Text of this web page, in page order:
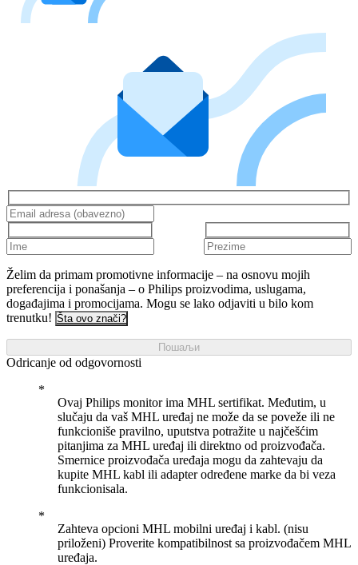
Želim da primam promotivne informacije – na osnovu mojih
preferencija i ponašanja – o Philips proizvodima, uslugama,
događajima i promocijama. Mogu se lako odjaviti u bilo kom
trenutku! Šta ovo znači?
Пошаљи
Odricanje od odgovornosti
Ovaj Philips monitor ima MHL sertifikat. Međutim, u
slučaju da vaš MHL uređaj ne može da se poveže ili ne
funkcioniše pravilno, uputstva potražite u najčešćim
pitanjima za MHL uređaj ili direktno od proizvođača.
Smernice proizvođača uređaja mogu da zahtevaju da
kupite MHL kabl ili adapter određene marke da bi veza
funkcionisala.
Zahteva opcioni MHL mobilni uređaj i kabl. (nisu
priloženi) Proverite kompatibilnost sa proizvođačem MHL
uređaja.